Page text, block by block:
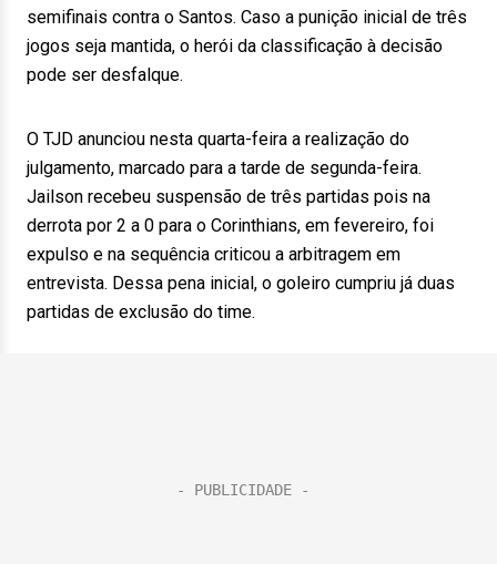
semifinais contra o Santos. Caso a punição inicial de três
jogos seja mantida, o herói da classificação à decisão
pode ser desfalque.
O TJD anunciou nesta quarta-feira a realização do
julgamento, marcado para a tarde de segunda-feira.
Jailson recebeu suspensão de três partidas pois na
derrota por 2 a 0 para o Corinthians, em fevereiro, foi
expulso e na sequência criticou a arbitragem em
entrevista. Dessa pena inicial, o goleiro cumpriu já duas
partidas de exclusão do time.